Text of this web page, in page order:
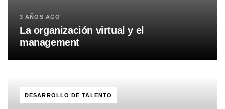
3 AÑOS AGO
La organización virtual y el
management
DESARROLLO DE TALENTO